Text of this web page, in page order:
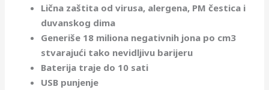
Lična zaštita od virusa, alergena, PM čestica i
duvanskog dima
Generiše 18 miliona negativnih jona po cm3
stvarajući tako nevidljivu barijeru
Baterija traje do 10 sati
USB punjenje